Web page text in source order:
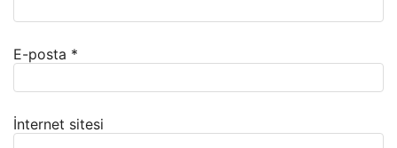
E-posta *
İnternet sitesi